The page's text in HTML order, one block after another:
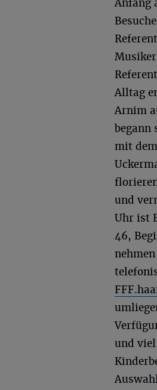
Anfang
Alltag
Arnim
begann
mit
und
Uhr ist
46,
und